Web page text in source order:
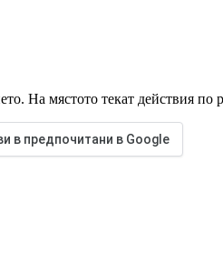
На мястото текат действия по
в предпочитани в Google